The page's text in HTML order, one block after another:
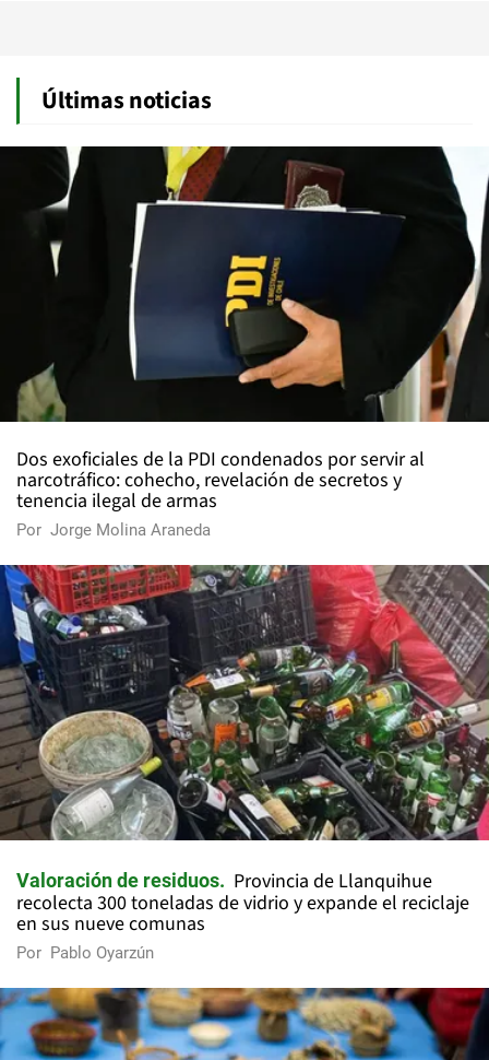
Últimas noticias
Dos exoficiales de la PDI condenados por servir al
narcotráfico: cohecho, revelación de secretos y
tenencia ilegal de armas
Por Jorge Molina Araneda
Valoración de residuos
Provincia de Llanquihue
recolecta 300 toneladas de vidrio y expande el reciclaje
en sus nueve comunas
Por Pablo Oyarzún